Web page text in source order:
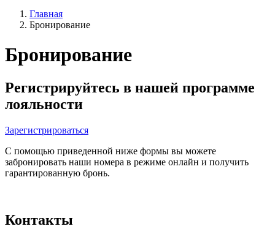
Главная
Бронирование
Бронирование
Регистрируйтесь в нашей программе
лояльности
Зарегистрироваться
С помощью приведенной ниже формы вы можете
забронировать наши номера в режиме онлайн и получить
гарантированную бронь.
Контакты